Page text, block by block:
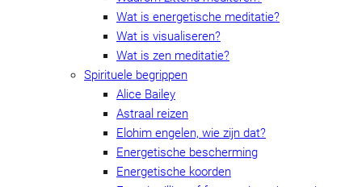
Wat is energetische meditatie?
Wat is visualiseren?
Wat is zen meditatie?
Spirituele begrippen
Alice Bailey
Astraal reizen
Elohim engelen, wie zijn dat?
Energetische bescherming
Energetische koorden